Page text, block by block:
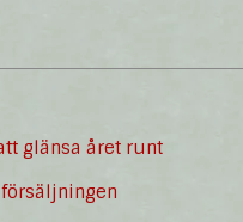
glänsa året runt